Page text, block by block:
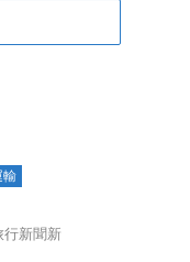
輸
行新聞新